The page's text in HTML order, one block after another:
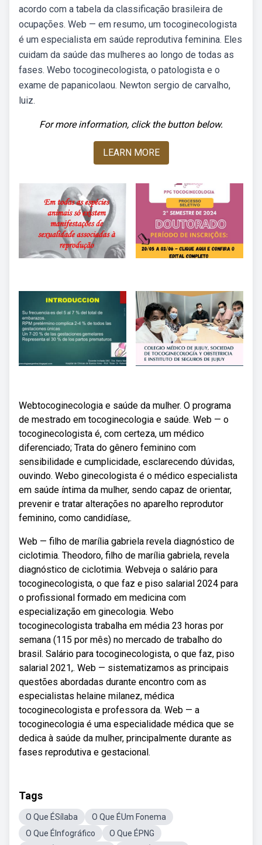
acordo com a tabela da classificação brasileira de
ocupações. Web — em resumo, um tocoginecologista
é um especialista em saúde reprodutiva feminina. Eles
cuidam da saúde das mulheres ao longo de todas as
fases. Webo tocoginecologista, o patologista e o
exame de papanicolaou. Newton sergio de carvalho,
luiz.
For more information, click the button below.
LEARN MORE
Webtocoginecologia e saúde da mulher. O programa
de mestrado em tocoginecologia e saúde. Web — o
tocoginecologista é, com certeza, um médico
diferenciado; Trata do gênero feminino com
sensibilidade e cumplicidade, esclarecendo dúvidas,
ouvindo. Webo ginecologista é o médico especialista
em saúde íntima da mulher, sendo capaz de orientar,
prevenir e tratar alterações no aparelho reprodutor
feminino, como candidíase,.
Web — filho de marília gabriela revela diagnóstico de
ciclotimia. Theodoro, filho de marília gabriela, revela
diagnóstico de ciclotimia. Webveja o salário para
tocoginecologista, o que faz e piso salarial 2024 para
o profissional formado em medicina com
especialização em ginecologia. Webo
tocoginecologista trabalha em média 23 horas por
semana (115 por mês) no mercado de trabalho do
brasil. Salário para tocoginecologista, o que faz, piso
salarial 2021,. Web — sistematizamos as principais
questões abordadas durante encontro com as
especialistas helaine milanez, médica
tocoginecologista e professora da. Web — a
tocoginecologia é uma especialidade médica que se
dedica à saúde da mulher, principalmente durante as
fases reprodutiva e gestacional.
Tags
O Que ÉSílaba
O Que ÉUm Fonema
O Que ÉInfográfico
O Que ÉPNG